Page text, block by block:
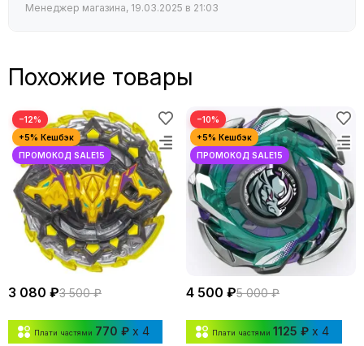
Менеджер магазина, 19.03.2025 в 21:03
Похожие товары
−12%
3 080 ₽3 500 ₽
Плати частями 770 ₽ x 4
−10%
4 500 ₽5 000 ₽
Плати частями 1125 ₽ x 4